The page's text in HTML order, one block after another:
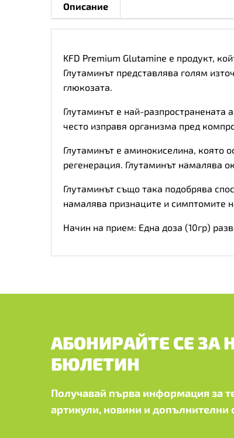
Описание
KFD Premium Glutamine е продукт,
Глутаминът представлява голям
глюкозата.
Глутаминът е най-разпространената
често изправя организма пред
Глутаминът е аминокиселина, която
регенерация. Глутаминът намалява
Глутаминът също така подобрява
намалява признаците и симптомите
Начин на прием: Една доза (10гр)
АБОНИРАЙТЕ СЕ ЗА
БЮЛЕТИН
Получавай първа информация за
артикули, новини и допълнителни